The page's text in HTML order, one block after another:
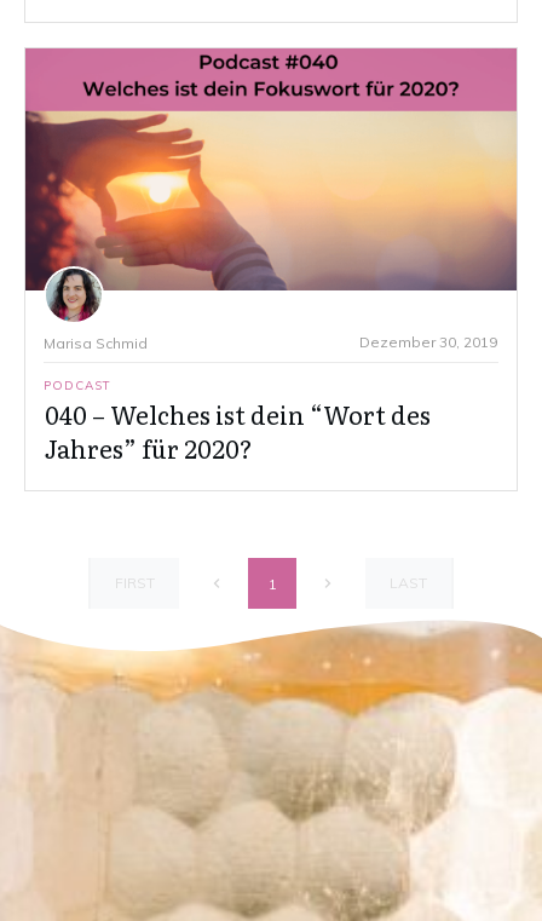
Marisa Schmid Dezember 30, 2019
PODCAST
040 – Welches ist dein “Wort des
Jahres” für 2020?
FIRST 1 LAST